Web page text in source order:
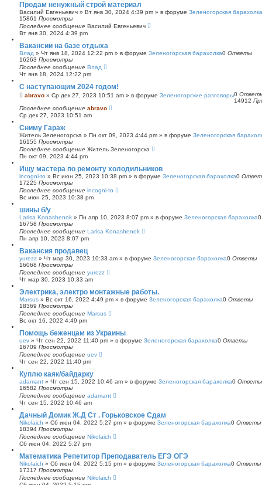
Продам ненужный строй материал
Василий Евгеньевич » Вт янв 30, 2024 4:39 pm » в форуме Зеленогорская барахолка
15861 Просмотры
Последнее сообщение Василий Евгеньевич
Вт янв 30, 2024 4:39 pm
Вакансии на базе отдыха
Влад » Чт янв 18, 2024 12:22 pm » в форуме Зеленогорская барахолка0 Ответы
16263 Просмотры
Последнее сообщение Влад
Чт янв 18, 2024 12:22 pm
С наступающим 2024 годом!
abravo » Ср дек 27, 2023 10:51 am » в форуме Зеленогорские разговоры0
14912
Последнее сообщение abravo
Ср дек 27, 2023 10:51 am
Сниму Гараж
Житель Зеленогорска » Пн окт 09, 2023 4:44 pm » в форуме Зеленогорская
16155 Просмотры
Последнее сообщение Житель Зеленогорска
Пн окт 09, 2023 4:44 pm
Ищу мастера по ремонту холодильников
incogni-to » Вс июн 25, 2023 10:38 pm » в форуме Зеленогорская барахолка0
17225 Просмотры
Последнее сообщение incogni-to
Вс июн 25, 2023 10:38 pm
шины б/у
Larisa Konashenok » Пн апр 10, 2023 8:07 pm » в форуме Зеленогорская барахолка
16758 Просмотры
Последнее сообщение Larisa Konashenok
Пн апр 10, 2023 8:07 pm
Вакансия продавец
yurezz » Чт мар 30, 2023 10:33 am » в форуме Зеленогорская барахолка0 Ответы
16068 Просмотры
Последнее сообщение yurezz
Чт мар 30, 2023 10:33 am
Электрика, электро монтажные работы.
Marsus » Вс окт 16, 2022 4:49 pm » в форуме Зеленогорская барахолка0 Ответы
18369 Просмотры
Последнее сообщение Marsus
Вс окт 16, 2022 4:49 pm
Помощь беженцам из Украины
uev » Чт сен 22, 2022 11:40 pm » в форуме Зеленогорская барахолка0 Ответы
16709 Просмотры
Последнее сообщение uev
Чт сен 22, 2022 11:40 pm
Куплю каяк/байдарку
adamant » Чт сен 15, 2022 10:46 am » в форуме Зеленогорская барахолка0 Ответы
16582 Просмотры
Последнее сообщение adamant
Чт сен 15, 2022 10:46 am
Дачный Домик Ж.Д Ст . Горьковское Сдам
Nikolaich » Сб июн 04, 2022 5:27 pm » в форуме Зеленогорская барахолка0 Ответы
18394 Просмотры
Последнее сообщение Nikolaich
Сб июн 04, 2022 5:27 pm
Математика Репетитор Преподаватель ЕГЭ ОГЭ
Nikolaich » Сб июн 04, 2022 5:15 pm » в форуме Зеленогорская барахолка0 Ответы
17317 Просмотры
Последнее сообщение Nikolaich